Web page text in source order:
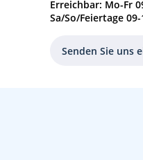
Erreichbar: Mo-Fr
Sa/So/Feiertage
Senden Sie uns